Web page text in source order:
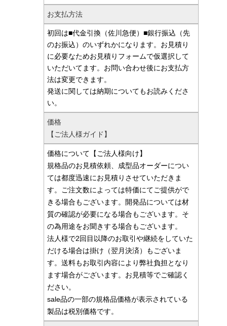
お支払方法
初回は■代金引換（佐川急便）■銀行振込（先
のお振込）のいずれかになります。お見積り
に必要なためお見積りフォームで仮選択して
いただいてます。お問い合わせ後にお支払方
法は変更できます。
発送に関しては納期についてもお読みくださ
い。
価格
【ご法人様ガイド】
価格について【ご法人様向け】
規格品のお見積依頼、成型品オーダーについ
ては都度迅速にお見積りさせていただきま
す。ご注文数によっては特価にてご提供がで
きる場合もございます。開発品については材
質の確認が必要になる場合もございます。そ
の為用途をお聞きする場合もございます。
法人様で2回目以降のお取引や継続をしていた
だける場合は掛け（翌月決済）もございま
す。送料もお取引内容により弊社負担となり
ます場合がございます。お見積等でご確認く
ださい。
sale品の一部の規格品価格が表示されている
製品は税別価格です。